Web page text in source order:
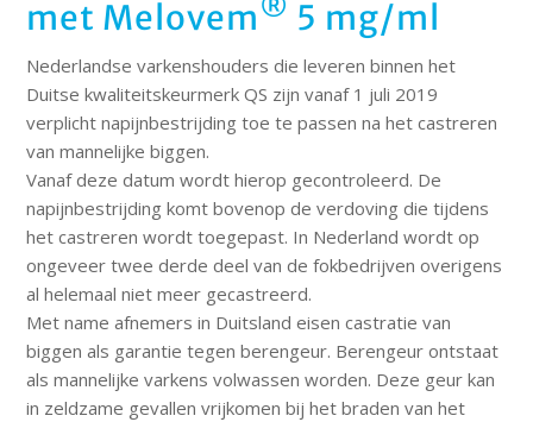
met Melovem® 5 mg/ml
Nederlandse varkenshouders die leveren binnen het
Duitse kwaliteitskeurmerk QS zijn vanaf 1 juli 2019
verplicht napijnbestrijding toe te passen na het castreren
van mannelijke biggen.
Vanaf deze datum wordt hierop gecontroleerd. De
napijnbestrijding komt bovenop de verdoving die tijdens
het castreren wordt toegepast. In Nederland wordt op
ongeveer twee derde deel van de fokbedrijven overigens
al helemaal niet meer gecastreerd.
Met name afnemers in Duitsland eisen castratie van
biggen als garantie tegen berengeur. Berengeur ontstaat
als mannelijke varkens volwassen worden. Deze geur kan
in zeldzame gevallen vrijkomen bij het braden van het